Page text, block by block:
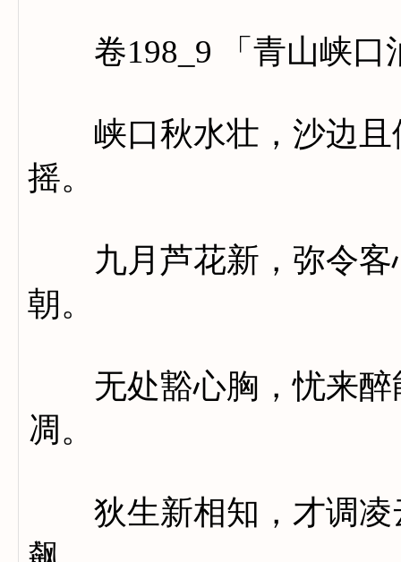
卷198_9 「青山峡口
峡口秋水壮，沙边且
摇。
九月芦花新，弥令客
朝。
无处豁心胸，忧来醉
凋。
狄生新相知，才调凌